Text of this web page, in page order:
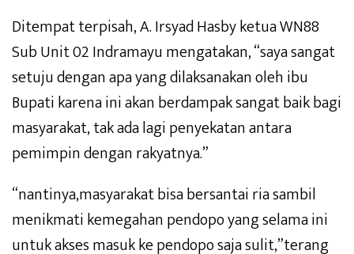
Ditempat terpisah, A. Irsyad Hasby ketua WN88
Sub Unit 02 Indramayu mengatakan, “saya sangat
setuju dengan apa yang dilaksanakan oleh ibu
Bupati karena ini akan berdampak sangat baik bagi
masyarakat, tak ada lagi penyekatan antara
pemimpin dengan rakyatnya.”
“nantinya,masyarakat bisa bersantai ria sambil
menikmati kemegahan pendopo yang selama ini
untuk akses masuk ke pendopo saja sulit,”terang